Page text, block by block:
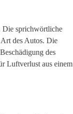
Die sprichwörtliche
des Autos. Die
des
Luftverlust aus einem